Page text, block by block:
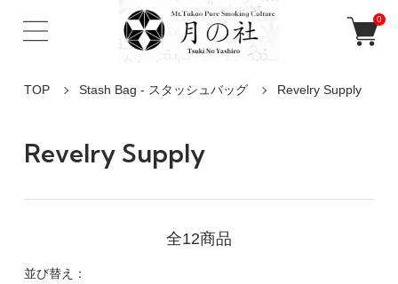
0
TOP Stash Bag - スタッシュバッグ Revelry Supply
Revelry Supply
全12商品
並び替え：